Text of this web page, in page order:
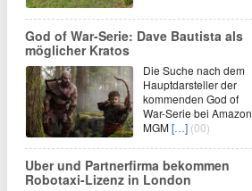
God of War-Serie: Dave Bautista als
möglicher Kratos
Die Suche nach dem
Hauptdarsteller der
kommenden God of
War-Serie bei Amazon
MGM[…] (00)
Uber und Partnerfirma bekommen
Robotaxi-Lizenz in London